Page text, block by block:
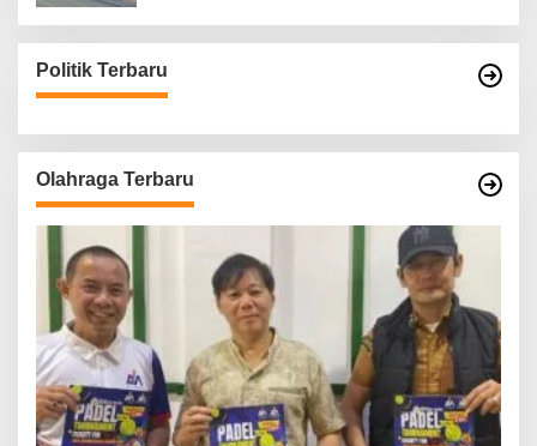
Politik Terbaru
Olahraga Terbaru